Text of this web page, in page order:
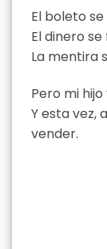
El boleto
El dinero se
La mentira
Pero mi
Y esta vez,
vender.